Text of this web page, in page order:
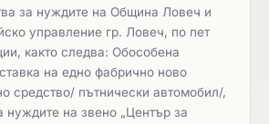
за нуждите на Община Ловеч и
управление гр. Ловеч, по пет
както следва: Обособена
на едно фабрично ново
средство/ пътнически автомобил/,
нуждите на звено „Център за